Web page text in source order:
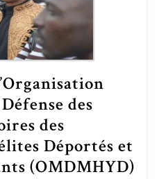
des
des
Déportés et
(OMDMHYD)